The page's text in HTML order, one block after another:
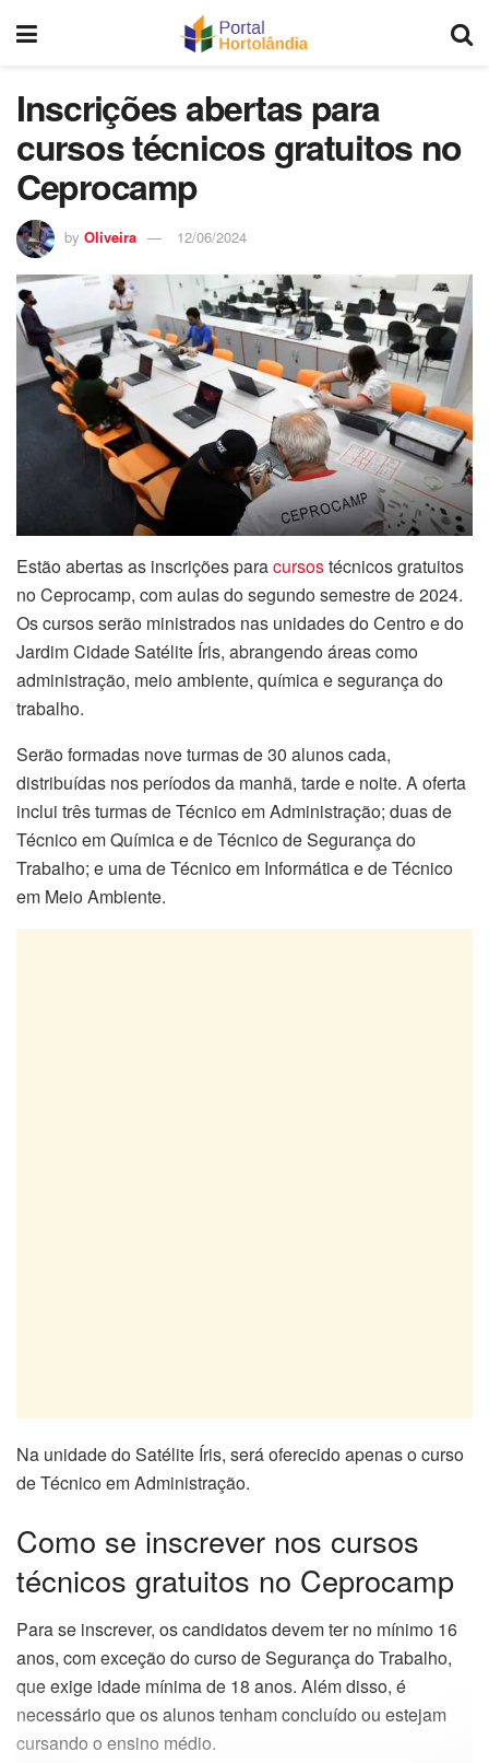
Inscrições abertas para
cursos técnicos gratuitos no
Ceprocamp
by Oliveira 12/06/2024
Estão abertas as inscrições paracursostécnicos gratuitos
no Ceprocamp, com aulas do segundo semestre de 2024.
Os cursos serão ministrados nas unidades do Centro e do
Jardim Cidade Satélite Íris, abrangendo áreas como
administração, meio ambiente, química e segurança do
trabalho.
Serão formadas nove turmas de 30 alunos cada,
distribuídas nos períodos da manhã, tarde e noite. A oferta
inclui três turmas de Técnico em Administração; duas de
Técnico em Química e de Técnico de Segurança do
Trabalho; e uma de Técnico em Informática e de Técnico
em Meio Ambiente.
Na unidade do Satélite Íris, será oferecido apenas o curso
de Técnico em Administração.
Como se inscrever nos cursos
técnicos gratuitos no Ceprocamp
Para se inscrever, os candidatos devem ter no mínimo 16
anos, com exceção do curso de Segurança do Trabalho,
que exige idade mínima de 18 anos. Além disso, é
necessário que os alunos tenham concluído ou estejam
cursando o ensino médio.